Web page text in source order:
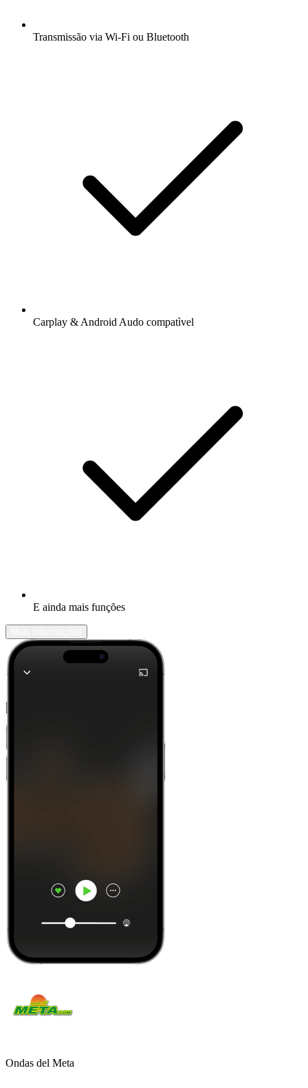
Transmissão via Wi-Fi ou Bluetooth
Carplay & Android Audo compatìvel
E ainda mais funções
Ondas del Meta